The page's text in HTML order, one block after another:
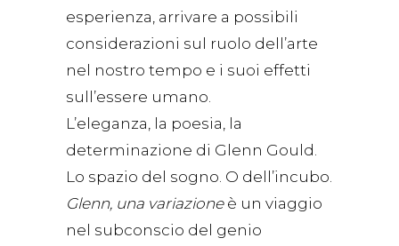
esperienza, arrivare a possibili
considerazioni sul ruolo dell’arte
nel nostro tempo e i suoi effetti
sull’essere umano.
L’eleganza, la poesia, la
determinazione di Glenn Gould.
Lo spazio del sogno. O dell’incubo.
Glenn, una variazioneè un viaggio
nel subconscio del genio